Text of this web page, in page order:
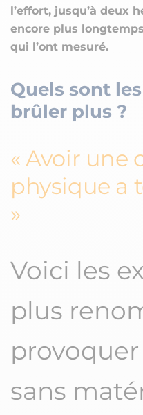
l’effort, jusqu’à deux
encore plus
qui l’ont mesuré.
Quels sont
brûler plus ?
Avoir une
physique a
Voici les
plus
sans